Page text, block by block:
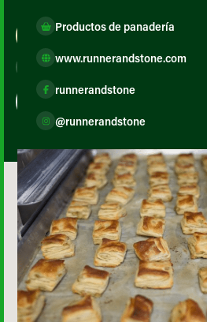
Map View
Productos de panadería
www.runnerandstone.com
runnerandstone
@runnerandstone